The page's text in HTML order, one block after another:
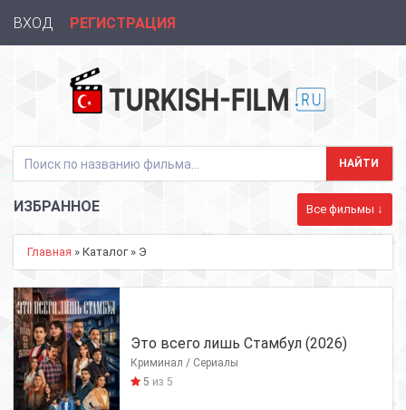
ВХОД РЕГИСТРАЦИЯ
ИЗБРАННОЕ Все фильмы ↓
Главная » Каталог » Э
Это всего лишь Стамбул (2026)
Криминал / Сериалы
5 из 5